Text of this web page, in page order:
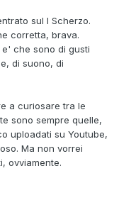
sul I Scherzo.
corretta, brava.
che sono di gusti
di suono, di
a curiosare tra le
sono sempre quelle,
uploadati su Youtube,
Ma non vorrei
ovviamente.